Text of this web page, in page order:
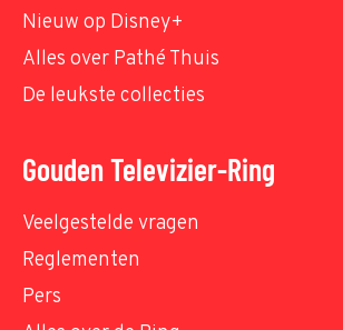
Nieuw op Disney+
Alles over Pathé Thuis
De leukste collecties
Gouden Televizier-Ring
Veelgestelde vragen
Reglementen
Pers